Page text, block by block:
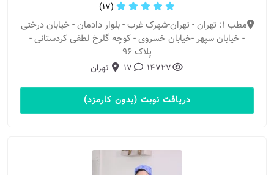
(17)
مطب 1: تهران - تهران-شهرک غرب - بلوار دادمان - خیابان درختی
- خیابان سپهر -خیابان خسروی - کوچه گلرخ لطفی کردستانی -
پلاک 96
14727
17 تهران
دریافت نوبت (بدون کارمزد)